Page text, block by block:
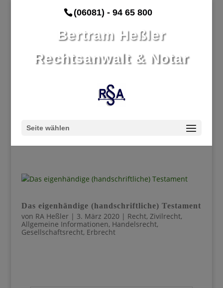
(06081) - 94 65 800
Bertram Heßler
Rechtsanwalt & Notar
Seite wählen
Das eigenhändige (handschriftliche) Testament
von RA Heßler| 3. März 2020 | Recht, Zivilrecht,
Allgemeine Informationen, Handelsrecht,
Gesellschaftsrecht, Erbrecht